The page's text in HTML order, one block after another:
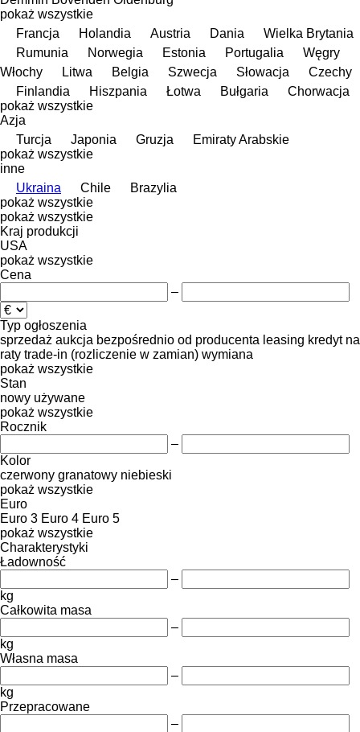
pokaż wszystkie
Francja
Holandia Austria Dania
Wielka Brytania
Rumunia
Norwegia Estonia Portugalia
Węgry
Włochy
Litwa Belgia Szwecja Słowacja
Czechy
Finlandia
Hiszpania Łotwa Bułgaria
Chorwacja
pokaż wszystkie
Azja
Turcja
Japonia Gruzja
Emiraty Arabskie
pokaż wszystkie
inne
Ukraina
Chile
Brazylia
pokaż wszystkie
pokaż wszystkie
Kraj produkcji
USA
pokaż wszystkie
Cena
–
Typ ogłoszenia
sprzedaż aukcja bezpośrednio od producenta leasing kredyt na
raty trade-in (rozliczenie w zamian) wymiana
pokaż wszystkie
Stan
nowy używane
pokaż wszystkie
Rocznik
–
Kolor
czerwony granatowy niebieski
pokaż wszystkie
Euro
Euro 3 Euro 4 Euro 5
pokaż wszystkie
Charakterystyki
Ładowność
–
kg
Całkowita masa
–
kg
Własna masa
–
kg
Przepracowane
–